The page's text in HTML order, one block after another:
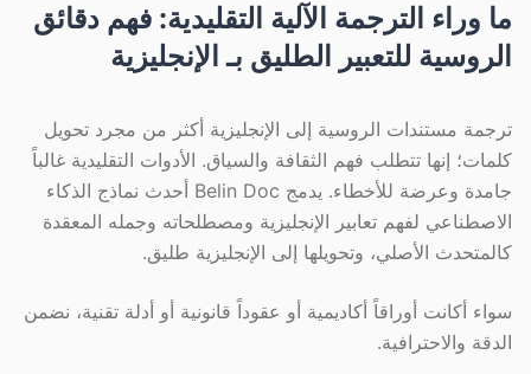
ما وراء الترجمة الآلية التقليدية: فهم دقائق
الروسية للتعبير الطليق بـ الإنجليزية
ترجمة مستندات الروسية إلى الإنجليزية أكثر من مجرد تحويل
كلمات؛ إنها تتطلب فهم الثقافة والسياق. الأدوات التقليدية غالباً
جامدة وعرضة للأخطاء. يدمج Belin Doc أحدث نماذج الذكاء
الاصطناعي لفهم تعابير الإنجليزية ومصطلحاته وجمله المعقدة
كالمتحدث الأصلي، وتحويلها إلى الإنجليزية طليق.
سواء أكانت أوراقاً أكاديمية أو عقوداً قانونية أو أدلة تقنية، نضمن
الدقة والاحترافية.